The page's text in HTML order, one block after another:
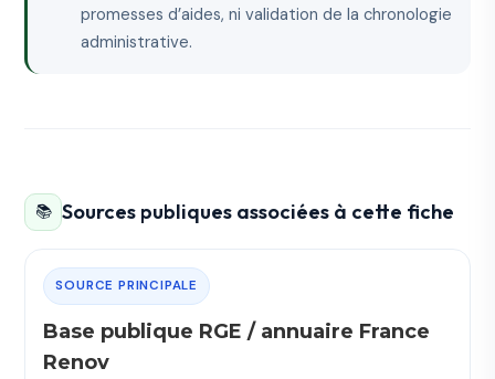
promesses d’aides, ni validation de la chronologie
administrative.
📚 Sources publiques associées à cette fiche
SOURCE PRINCIPALE
Base publique RGE / annuaire France
Renov